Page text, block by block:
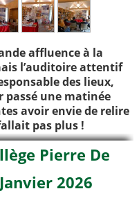
affluence à la
l’auditoire attentif
des lieux,
passé une matinée
avoir envie de relire
pas plus !
Pierre De
2026